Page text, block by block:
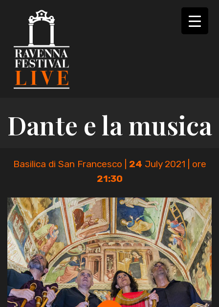
Dante e la musica
Basilica di San Francesco | 24 July 2021 | ore
21:30